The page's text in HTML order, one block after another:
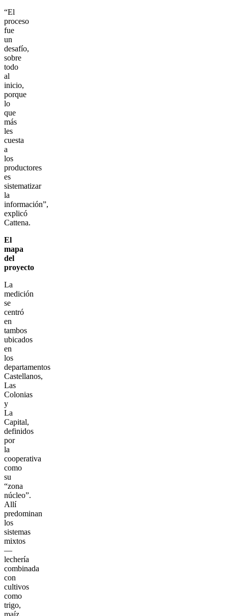
“El
proceso
fue
un
desafío,
sobre
todo
al
inicio,
porque
lo
que
más
les
cuesta
a
los
productores
es
sistematizar
la
información”,
explicó
Cattena.
El
mapa
del
proyecto
La
medición
se
centró
en
tambos
ubicados
en
los
departamentos
Castellanos,
Las
Colonias
y
La
Capital,
definidos
por
la
cooperativa
como
su
“zona
núcleo”.
Allí
predominan
los
sistemas
mixtos
—
lechería
combinada
con
cultivos
como
trigo,